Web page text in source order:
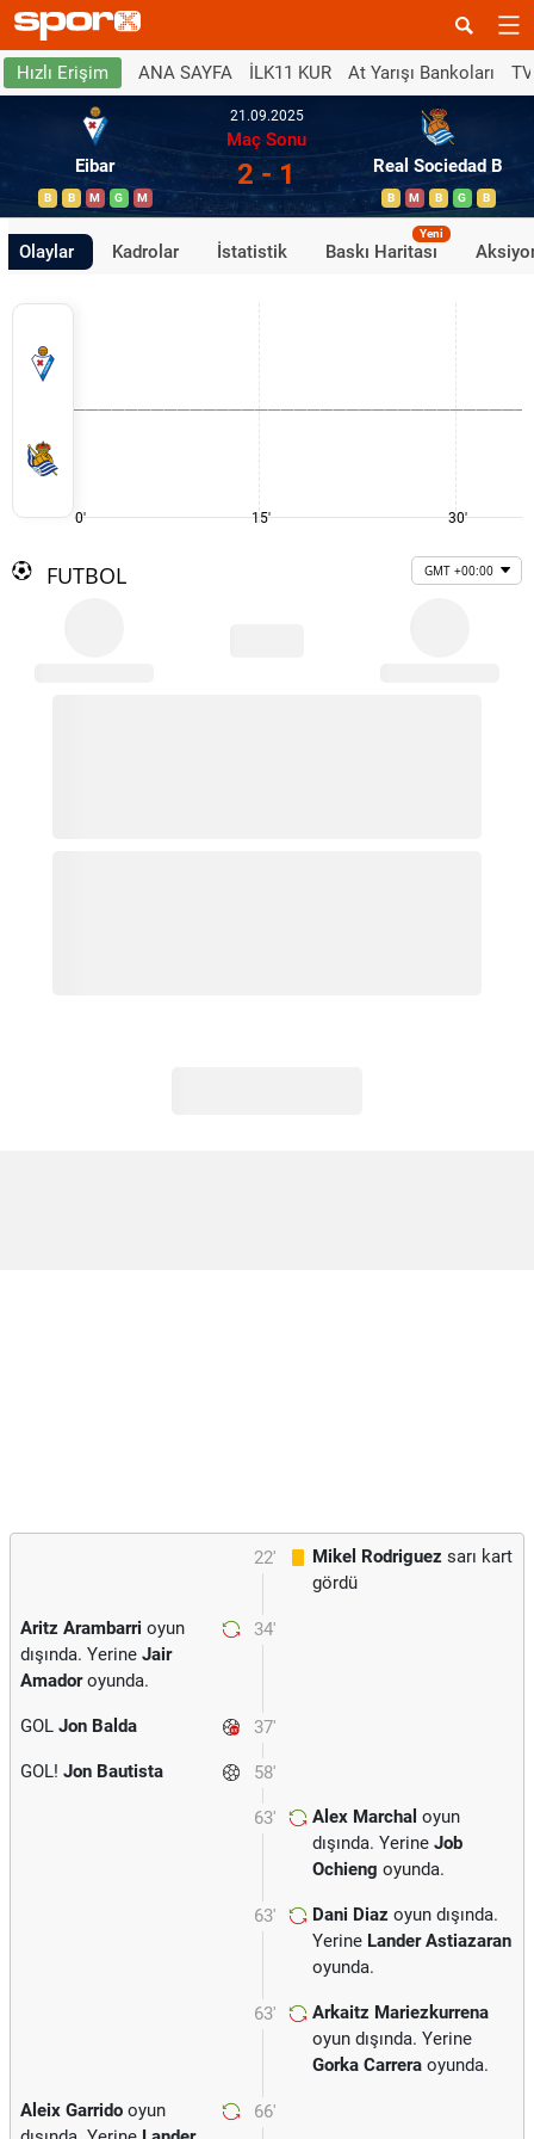
Hızlı Erişim ANA SAYFA İLK11 KUR At Yarışı Bankoları
Eibar
B B M G M
21.09.2025
Maç Sonu
2 - 1 Real Sociedad B
B M B G B
Olaylar Kadrolar İstatistik Baskı Haritası
Yeni
0' 15' 30'
FUTBOL GMT +00:00
22' Mikel Rodriguez sarı kart
gördü
34'
Aritz Arambarri oyun
dışında. Yerine Jair
Amadoroyunda.
37'
GOL Jon Balda
58'
GOL! Jon Bautista
63' Alex Marchal oyun
dışında. Yerine Job
Ochieng oyunda.
63' Dani Diaz oyun dışında.
Yerine Lander Astiazaran
oyunda.
63'
Arkaitz Mariezkurrena
oyun dışında. Yerine
Gorka Carrera oyunda.
66'
Aleix Garrido oyun